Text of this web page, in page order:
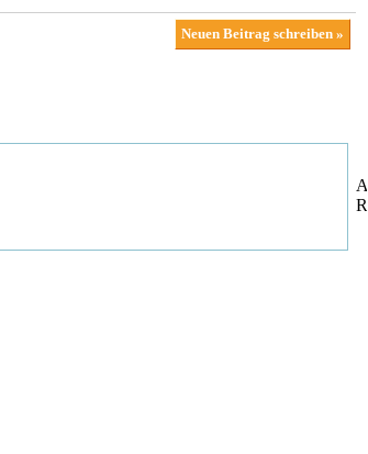
Neuen Beitrag schreiben »